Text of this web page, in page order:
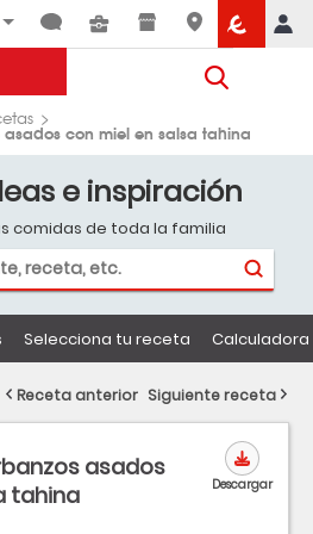
con miel en salsa tahina
e inspiración
comidas de toda la familia
Selecciona tu receta
asados
tahina
Descargar
Receta anterior Siguiente receta